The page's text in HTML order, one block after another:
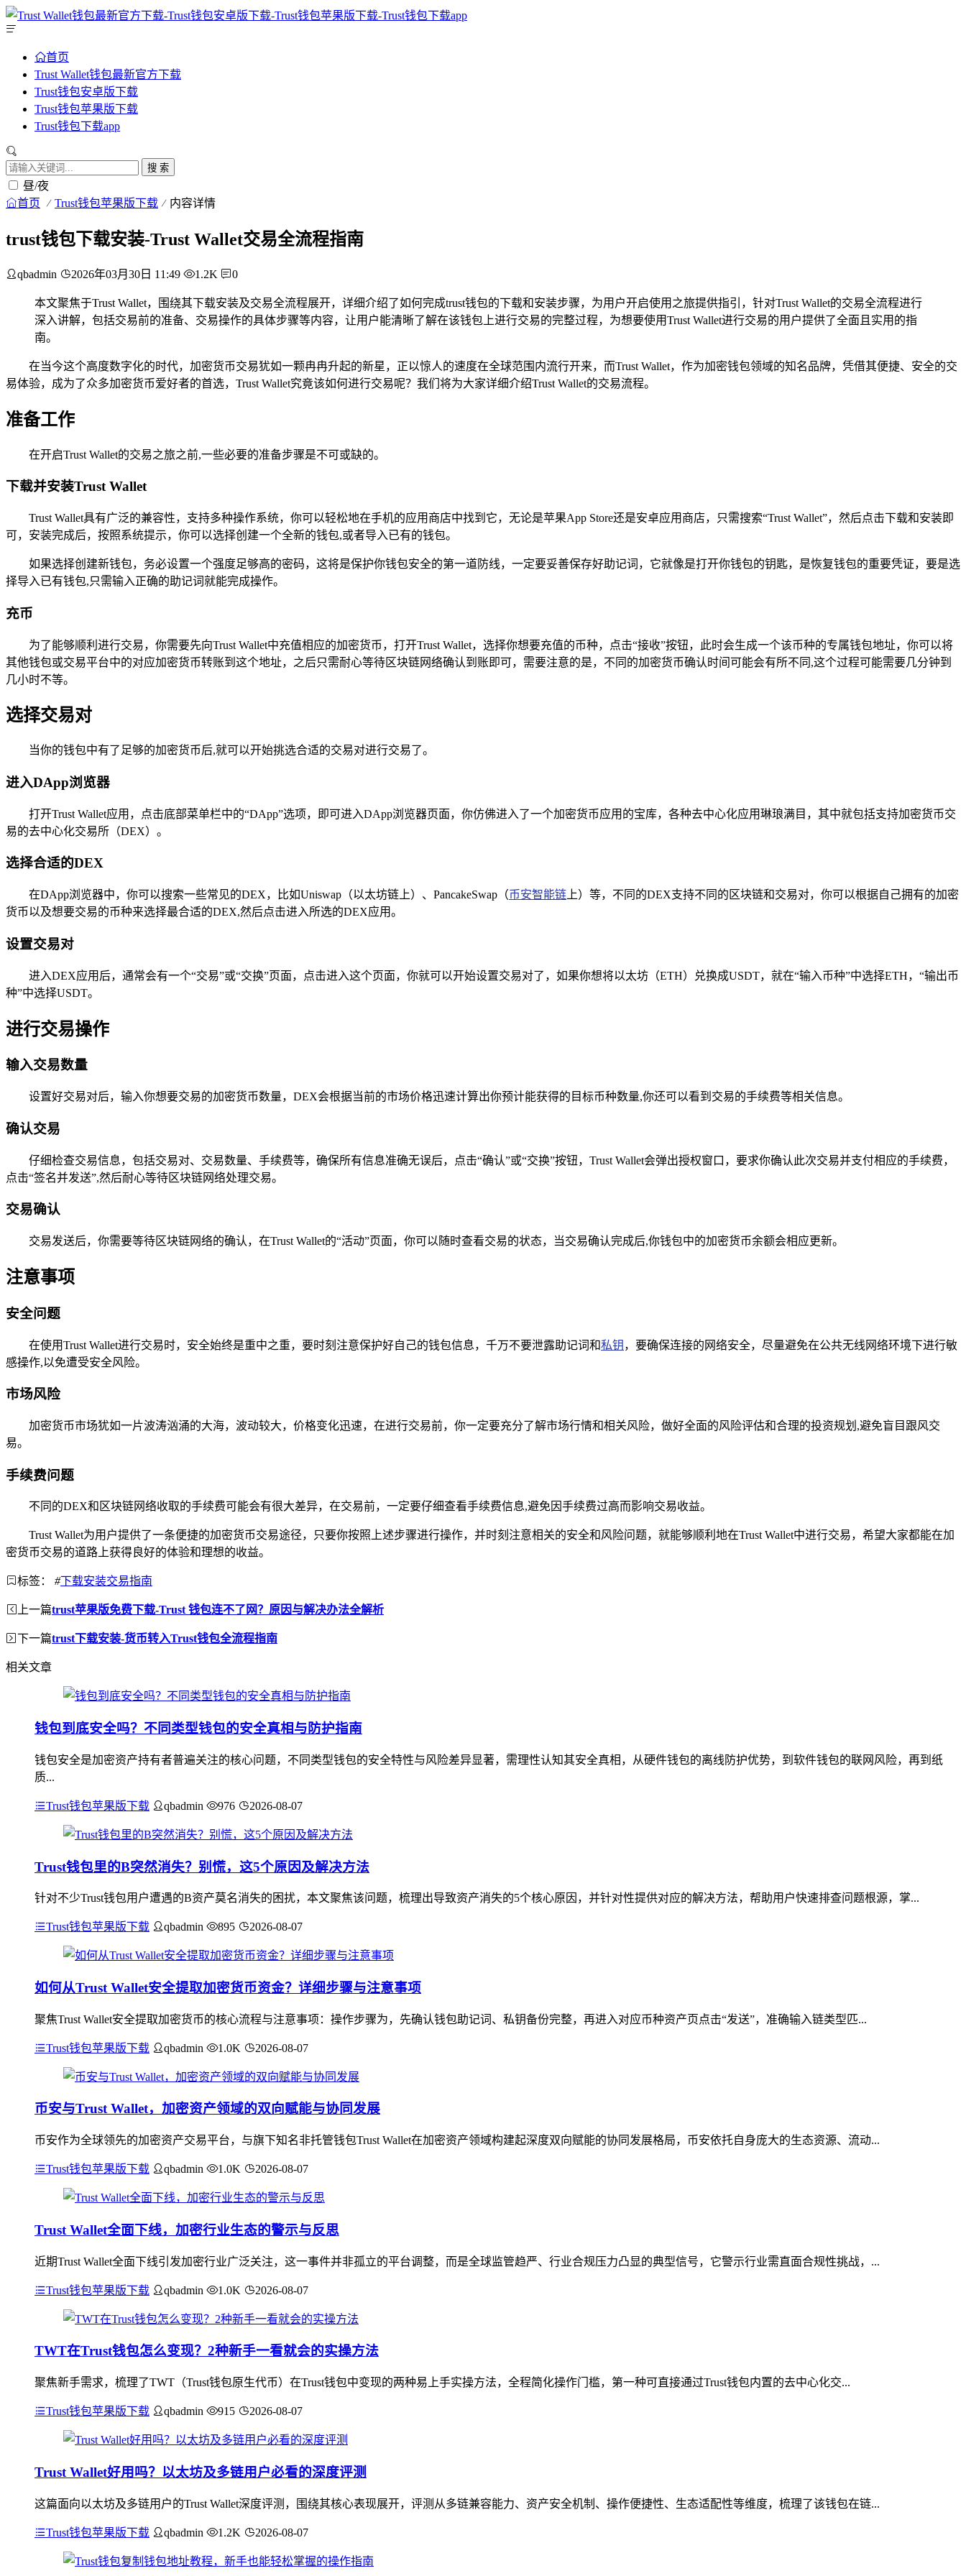
首页
Trust Wallet钱包最新官方下载
Trust钱包安卓版下载
Trust钱包苹果版下载
Trust钱包下载app
搜 索
昼/夜
首页 Trust钱包苹果版下载 内容详情
trust钱包下载安装-Trust Wallet交易全流程指南
qbadmin 2026年03月30日 11:49 1.2K 0
本文聚焦于Trust Wallet，围绕其下载安装及交易全流程展开，详细介绍了如何完成trust钱包的下载和安装步骤，为用户开启使用之旅提供指引，针对Trust Wallet的交易全流程进行
深入讲解，包括交易前的准备、交易操作的具体步骤等内容，让用户能清晰了解在该钱包上进行交易的完整过程，为想要使用Trust Wallet进行交易的用户提供了全面且实用的指
南。
在当今这个高度数字化的时代，加密货币交易犹如一颗冉冉升起的新星，正以惊人的速度在全球范围内流行开来，而Trust Wallet，作为加密钱包领域的知名品牌，凭借其便捷、安全的交
易体验，成为了众多加密货币爱好者的首选，Trust Wallet究竟该如何进行交易呢？我们将为大家详细介绍Trust Wallet的交易流程。
准备工作
在开启Trust Wallet的交易之旅之前,一些必要的准备步骤是不可或缺的。
下载并安装Trust Wallet
Trust Wallet具有广泛的兼容性，支持多种操作系统，你可以轻松地在手机的应用商店中找到它，无论是苹果App Store还是安卓应用商店，只需搜索“Trust Wallet”，然后点击下载和安装即
可，安装完成后，按照系统提示，你可以选择创建一个全新的钱包,或者导入已有的钱包。
如果选择创建新钱包，务必设置一个强度足够高的密码，这将是保护你钱包安全的第一道防线，一定要妥善保存好助记词，它就像是打开你钱包的钥匙，是恢复钱包的重要凭证，要是选
择导入已有钱包,只需输入正确的助记词就能完成操作。
充币
为了能够顺利进行交易，你需要先向Trust Wallet中充值相应的加密货币，打开Trust Wallet，选择你想要充值的币种，点击“接收”按钮，此时会生成一个该币种的专属钱包地址，你可以将
其他钱包或交易平台中的对应加密货币转账到这个地址，之后只需耐心等待区块链网络确认到账即可，需要注意的是，不同的加密货币确认时间可能会有所不同,这个过程可能需要几分钟到
几小时不等。
选择交易对
当你的钱包中有了足够的加密货币后,就可以开始挑选合适的交易对进行交易了。
进入DApp浏览器
打开Trust Wallet应用，点击底部菜单栏中的“DApp”选项，即可进入DApp浏览器页面，你仿佛进入了一个加密货币应用的宝库，各种去中心化应用琳琅满目，其中就包括支持加密货币交
易的去中心化交易所（DEX）。
选择合适的DEX
在DApp浏览器中，你可以搜索一些常见的DEX，比如Uniswap（以太坊链上）、PancakeSwap（币安智能链 上）等，不同的DEX支持不同的区块链和交易对，你可以根据自己拥有的加密
货币以及想要交易的币种来选择最合适的DEX,然后点击进入所选的DEX应用。
设置交易对
进入DEX应用后，通常会有一个“交易”或“交换”页面，点击进入这个页面，你就可以开始设置交易对了，如果你想将以太坊（ETH）兑换成USDT，就在“输入币种”中选择ETH，“输出币
种”中选择USDT。
进行交易操作
输入交易数量
设置好交易对后，输入你想要交易的加密货币数量，DEX会根据当前的市场价格迅速计算出你预计能获得的目标币种数量,你还可以看到交易的手续费等相关信息。
确认交易
仔细检查交易信息，包括交易对、交易数量、手续费等，确保所有信息准确无误后，点击“确认”或“交换”按钮，Trust Wallet会弹出授权窗口，要求你确认此次交易并支付相应的手续费，
点击“签名并发送”,然后耐心等待区块链网络处理交易。
交易确认
交易发送后，你需要等待区块链网络的确认，在Trust Wallet的“活动”页面，你可以随时查看交易的状态，当交易确认完成后,你钱包中的加密货币余额会相应更新。
注意事项
安全问题
在使用Trust Wallet进行交易时，安全始终是重中之重，要时刻注意保护好自己的钱包信息，千万不要泄露助记词和私钥 ，要确保连接的网络安全，尽量避免在公共无线网络环境下进行敏
感操作,以免遭受安全风险。
市场风险
加密货币市场犹如一片波涛汹涌的大海，波动较大，价格变化迅速，在进行交易前，你一定要充分了解市场行情和相关风险，做好全面的风险评估和合理的投资规划,避免盲目跟风交
易。
手续费问题
不同的DEX和区块链网络收取的手续费可能会有很大差异，在交易前，一定要仔细查看手续费信息,避免因手续费过高而影响交易收益。
Trust Wallet为用户提供了一条便捷的加密货币交易途径，只要你按照上述步骤进行操作，并时刻注意相关的安全和风险问题，就能够顺利地在Trust Wallet中进行交易，希望大家都能在加
密货币交易的道路上获得良好的体验和理想的收益。
标签： #下载安装交易指南
上一篇trust苹果版免费下载-Trust 钱包连不了网？原因与解决办法全解析
下一篇trust下载安装-货币转入Trust钱包全流程指南
相关文章
钱包到底安全吗？不同类型钱包的安全真相与防护指南
钱包安全是加密资产持有者普遍关注的核心问题，不同类型钱包的安全特性与风险差异显著，需理性认知其安全真相，从硬件钱包的离线防护优势，到软件钱包的联网风险，再到纸
质...
Trust钱包苹果版下载 qbadmin 976 2026-08-07
Trust钱包里的B突然消失？别慌，这5个原因及解决方法
针对不少Trust钱包用户遭遇的B资产莫名消失的困扰，本文聚焦该问题，梳理出导致资产消失的5个核心原因，并针对性提供对应的解决方法，帮助用户快速排查问题根源，掌...
Trust钱包苹果版下载 qbadmin 895 2026-08-07
如何从Trust Wallet安全提取加密货币资金？详细步骤与注意事项
聚焦Trust Wallet安全提取加密货币的核心流程与注意事项：操作步骤为，先确认钱包助记词、私钥备份完整，再进入对应币种资产页点击“发送”，准确输入链类型匹...
Trust钱包苹果版下载 qbadmin 1.0K 2026-08-07
币安与Trust Wallet，加密资产领域的双向赋能与协同发展
币安作为全球领先的加密资产交易平台，与旗下知名非托管钱包Trust Wallet在加密资产领域构建起深度双向赋能的协同发展格局，币安依托自身庞大的生态资源、流动...
Trust钱包苹果版下载 qbadmin 1.0K 2026-08-07
Trust Wallet全面下线，加密行业生态的警示与反思
近期Trust Wallet全面下线引发加密行业广泛关注，这一事件并非孤立的平台调整，而是全球监管趋严、行业合规压力凸显的典型信号，它警示行业需直面合规性挑战，...
Trust钱包苹果版下载 qbadmin 1.0K 2026-08-07
TWT在Trust钱包怎么变现？2种新手一看就会的实操方法
聚焦新手需求，梳理了TWT（Trust钱包原生代币）在Trust钱包中变现的两种易上手实操方法，全程简化操作门槛，第一种可直接通过Trust钱包内置的去中心化交...
Trust钱包苹果版下载 qbadmin 915 2026-08-07
Trust Wallet好用吗？以太坊及多链用户必看的深度评测
这篇面向以太坊及多链用户的Trust Wallet深度评测，围绕其核心表现展开，评测从多链兼容能力、资产安全机制、操作便捷性、生态适配性等维度，梳理了该钱包在链...
Trust钱包苹果版下载 qbadmin 1.2K 2026-08-07